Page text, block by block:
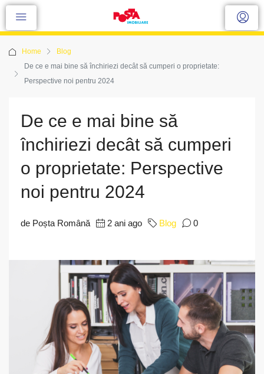
Home
Blog
De ce e mai bine să închiriezi decât să cumperi o proprietate:
Perspective noi pentru 2024
De ce e mai bine să
închiriezi decât să cumperi
o proprietate: Perspective
noi pentru 2024
de Poșta Română 2 ani ago Blog 0